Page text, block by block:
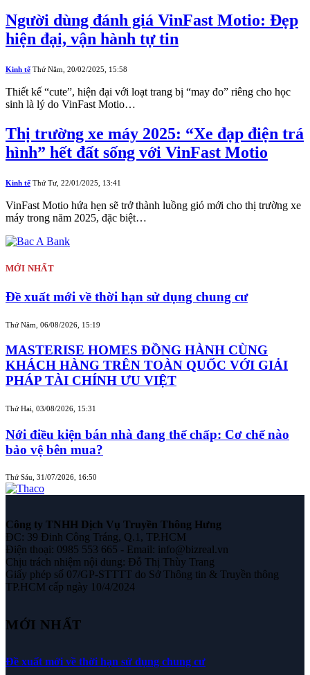
Người dùng đánh giá VinFast Motio: Đẹp
hiện đại, vận hành tự tin
Kinh tế Thứ Năm, 20/02/2025, 15:58
Thiết kế “cute”, hiện đại với loạt trang bị “may đo” riêng cho học
sinh là lý do VinFast Motio…
Thị trường xe máy 2025: “Xe đạp điện trá
hình” hết đất sống với VinFast Motio
Kinh tế Thứ Tư, 22/01/2025, 13:41
VinFast Motio hứa hẹn sẽ trở thành luồng gió mới cho thị trường xe
máy trong năm 2025, đặc biệt…
MỚI NHẤT
Đề xuất mới về thời hạn sử dụng chung cư
Thứ Năm, 06/08/2026, 15:19
MASTERISE HOMES ĐỒNG HÀNH CÙNG
KHÁCH HÀNG TRÊN TOÀN QUỐC VỚI GIẢI
PHÁP TÀI CHÍNH ƯU VIỆT
Thứ Hai, 03/08/2026, 15:31
Nới điều kiện bán nhà đang thế chấp: Cơ chế nào
bảo vệ bên mua?
Thứ Sáu, 31/07/2026, 16:50
Công ty TNHH Dịch Vụ Truyền Thông Hưng
ĐC: 39 Đinh Công Tráng, Q.1, TP.HCM
Điện thoại: 0985 553 665 - Email: info@bizreal.vn
Chịu trách nhiệm nội dung: Đỗ Thị Thùy Trang
Giấy phép số 07/GP-STTTT do Sở Thông tin & Truyền thông
TP.HCM cấp ngày 10/4/2024
MỚI NHẤT
Đề xuất mới về thời hạn sử dụng chung cư